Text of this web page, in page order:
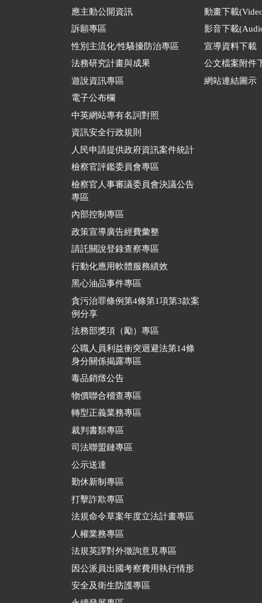
應主動公開資訊
訴願專區
性別主流化/性騷擾防治專區
法務研究計畫與成果
遊說資訊專區
電子公布欄
中英網站專有名詞對照
資訊安全行政規則
人民申請提供政府資訊案件統計
檢察官評鑑委員會專區
檢察官人事審議委員會決議公告
專區
內部控制專區
政策宣導廣告經費彙整
請託關說登錄查察專區
行動化應用軟體服務績效
黑心油品事件專區
貪污治罪條例第4條第1項第3款案
例分享
法務部獎項（勵）專區
公職人員利益衝突迴避法第14條
身分關係揭露專區
毒品銷燬公告
物價聯合稽查專區
轉型正義業務專區
裁判書類專區
司法聯盟鏈專區
公示送達
勤休新制專區
打擊詐欺專區
法規命令草案年度立法計畫專區
人權業務專區
法規英譯對外徵詢意見專區
因公派員出國考察費用執行情形
安全及衛生防護專區
動畫下載
影音下載
宣導資料下載
公文檔案附件
網站連結圖示